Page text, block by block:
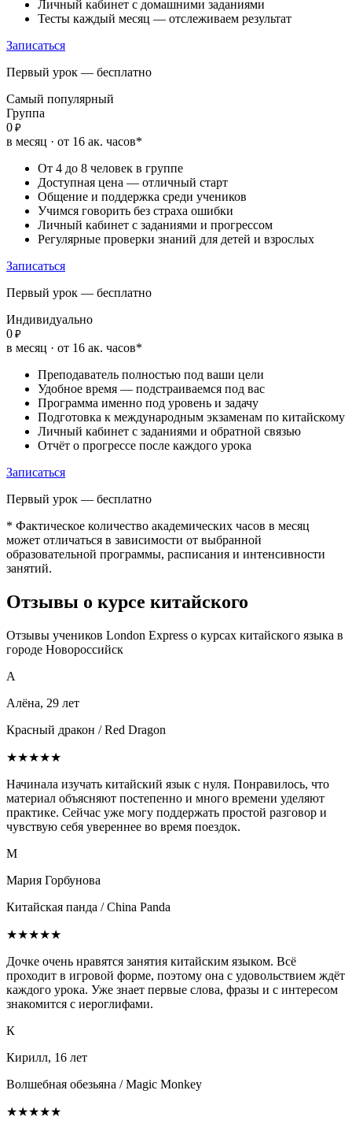
Личный кабинет с домашними заданиями
Тесты каждый месяц — отслеживаем результат
Записаться
Первый урок — бесплатно
Самый популярный
Группа
0 ₽
в месяц · от 16 ак. часов*
От 4 до 8 человек в группе
Доступная цена — отличный старт
Общение и поддержка среди учеников
Учимся говорить без страха ошибки
Личный кабинет с заданиями и прогрессом
Регулярные проверки знаний для детей и взрослых
Записаться
Первый урок — бесплатно
Индивидуально
0 ₽
в месяц · от 16 ак. часов*
Преподаватель полностью под ваши цели
Удобное время — подстраиваемся под вас
Программа именно под уровень и задачу
Подготовка к международным экзаменам по китайскому
Личный кабинет с заданиями и обратной связью
Отчёт о прогрессе после каждого урока
Записаться
Первый урок — бесплатно
* Фактическое количество академических часов в месяц
может отличаться в зависимости от выбранной
образовательной программы, расписания и интенсивности
занятий.
Отзывы о курсе китайского
Отзывы учеников London Express о курсах китайского языка в
городе Новороссийск
А
Алёна, 29 лет
Красный дракон / Red Dragon
★★★★★
Начинала изучать китайский язык с нуля. Понравилось, что
материал объясняют постепенно и много времени уделяют
практике. Сейчас уже могу поддержать простой разговор и
чувствую себя увереннее во время поездок.
М
Мария Горбунова
Китайская панда / China Panda
★★★★★
Дочке очень нравятся занятия китайским языком. Всё
проходит в игровой форме, поэтому она с удовольствием ждёт
каждого урока. Уже знает первые слова, фразы и с интересом
знакомится с иероглифами.
К
Кирилл, 16 лет
Волшебная обезьяна / Magic Monkey
★★★★★